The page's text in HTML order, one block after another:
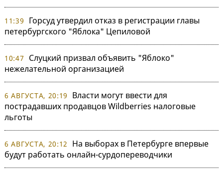
11:39
Горсуд утвердил отказ в регистрации главы
петербургского "Яблока" Цепиловой
10:47
Слуцкий призвал объявить "Яблоко"
нежелательной организацией
6 АВГУСТА, 20:19
Власти могут ввести для
пострадавших продавцов Wildberries налоговые
льготы
6 АВГУСТА, 20:12
На выборах в Петербурге впервые
будут работать онлайн-сурдопереводчики